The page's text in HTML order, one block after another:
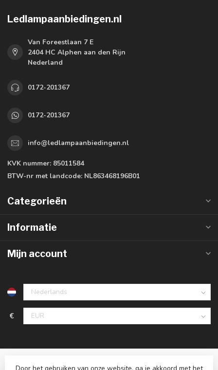
Ledlampaanbiedingen.nl
Van Foreestlaan 7 E
2404 HC Alphen aan den Rijn
Nederland
0172-201367
0172-201367
info@ledlampaanbiedingen.nl
KVK nummer: 85011584
BTW-nr met landcode: NL863468196B01
Categorieën
Informatie
Mijn account
€